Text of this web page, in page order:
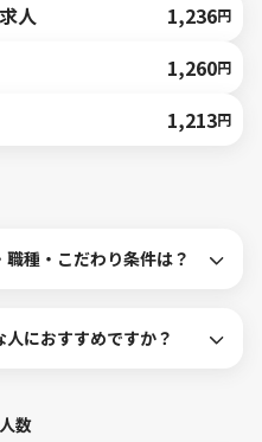
人 1,236円
1,260円
1,213円
種・こだわり条件は？
におすすめですか？
数